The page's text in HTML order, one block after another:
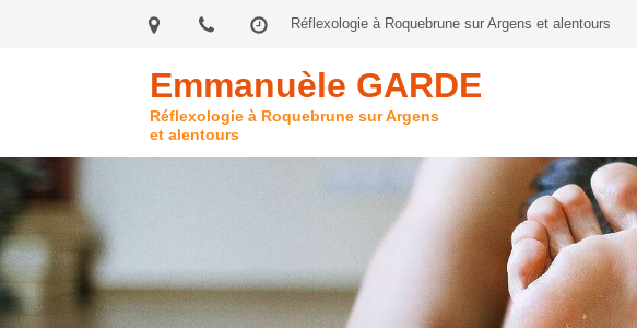
Réflexologie à Roquebrune sur Argens et alentours
Emmanuèle GARDE
Réflexologie à Roquebrune sur Argens
et alentours